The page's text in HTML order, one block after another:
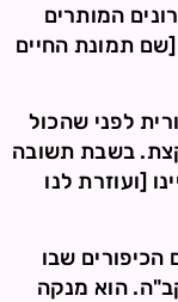
המותרים
תמונת החיים
לפני שהכול
בשבת תשובה
[ועוזרת לנו
הכיפורים שבו
הוא מנקה